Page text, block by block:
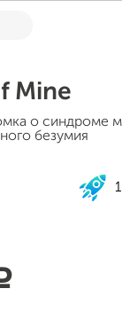
Mine
о синдроме
безумия